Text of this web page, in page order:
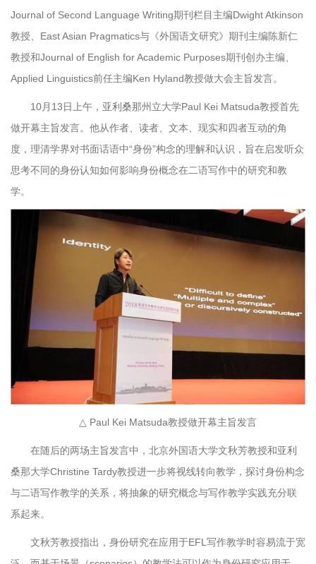
Journal of Second Language Writing期刊栏目主编Dwight Atkinson
教授、East Asian Pragmatics与《外国语文研究》期刊主编陈新仁
教授和Journal of English for Academic Purposes期刊创办主编、
Applied Linguistics前任主编Ken Hyland教授做大会主旨发言。
10月13日上午，亚利桑那州立大学Paul Kei Matsuda教授首先
做开幕主旨发言。他从作者、读者、文本、现实和四者互动的角
度，理清学界对书面话语中“身份”构念的理解和认识，旨在启发听众
思考不同的身份认知如何影响身份概念在二语写作中的研究和教
学。
△ Paul Kei Matsuda教授做开幕主旨发言
在随后的两场主旨发言中，北京外国语大学文秋芳教授和亚利
桑那大学Christine Tardy教授进一步将视线转向教学，探讨身份构念
与二语写作教学的关系，将抽象的研究概念与写作教学实践充分联
系起来。
文秋芳教授指出，身份研究在应用于EFL写作教学时容易流于宽